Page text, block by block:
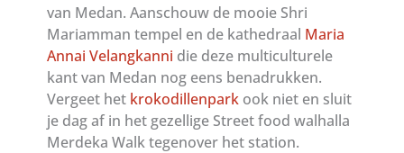
van Medan. Aanschouw de mooie Shri
Mariamman tempel en de kathedraal Maria
Annai Velangkanni die deze multiculturele
kant van Medan nog eens benadrukken.
Vergeet het krokodillenpark ook niet en sluit
je dag af in het gezellige Street food walhalla
Merdeka Walk tegenover het station.